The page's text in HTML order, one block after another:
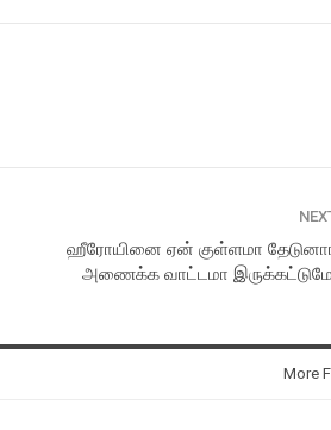
ஹீரோயினை ஏன் குள்ளமா
அணைக்க வாட்டமா
More